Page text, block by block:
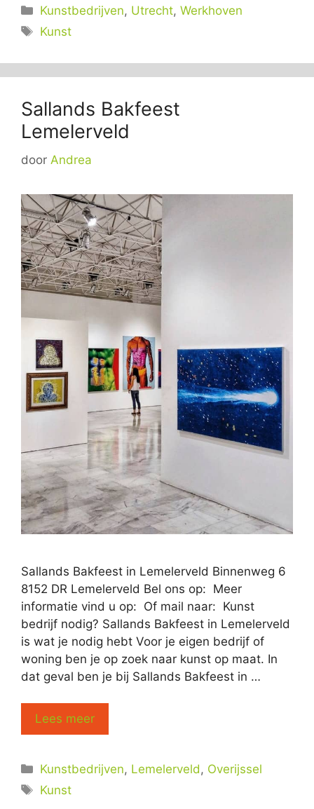
Categorieën
Kunstbedrijven, Utrecht,Werkhoven
Tags
Kunst
Sallands Bakfeest
Lemelerveld
door Andrea
Sallands Bakfeest in Lemelerveld Binnenweg 6
8152 DR Lemelerveld Bel ons op: Meer
informatie vind u op: Of mail naar: Kunst
bedrijf nodig? Sallands Bakfeest in Lemelerveld
is wat je nodig hebt Voor je eigen bedrijf of
woning ben je op zoek naar kunst op maat. In
dat geval ben je bij Sallands Bakfeest in …
Lees meer
Categorieën
Kunstbedrijven, Lemelerveld, Overijssel
Tags
Kunst